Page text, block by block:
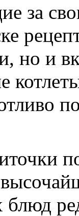
за
но и
блюд